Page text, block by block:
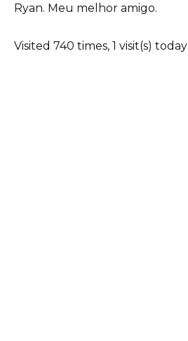
Ryan. Meu melhor amigo.
Visited 740 times, 1 visit(s) today